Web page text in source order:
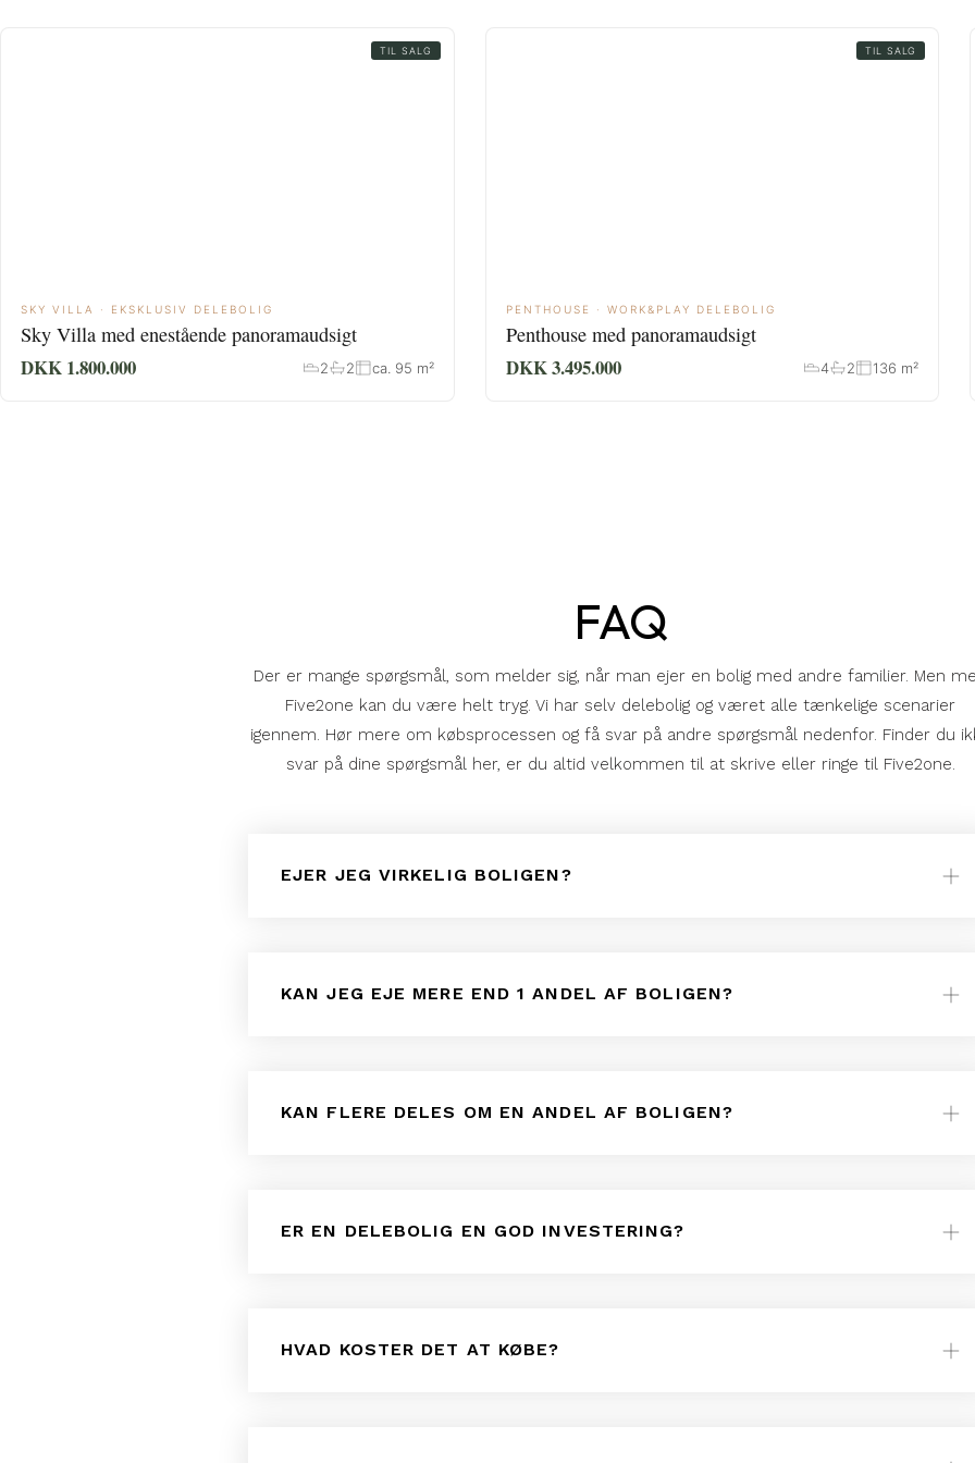
TIL SALG
SKY VILLA · EKSKLUSIV DELEBOLIG
Sky Villa med enestående panoramaudsigt
DKK 1.800.000 2 2 ca. 95 m²
TIL SALG
PENTHOUSE · WORK&PLAY DELEBOLIG
Penthouse med panoramaudsigt
DKK 3.495.000 4 2 136 m²
FAQ
Der er mange spørgsmål, som melder sig, når man ejer en bolig med andre familier. Men
Five2one kan du være helt tryg. Vi har selv delebolig og været alle tænkelige scenarier
igennem. Hør mere om købsprocessen og få svar på andre spørgsmål nedenfor. Finder du
svar på dine spørgsmål her, er du altid velkommen til at skrive eller ringe til Five2one.
EJER JEG VIRKELIG BOLIGEN?
KAN JEG EJE MERE END 1 ANDEL AF BOLIGEN?
KAN FLERE DELES OM EN ANDEL AF BOLIGEN?
ER EN DELEBOLIG EN GOD INVESTERING?
HVAD KOSTER DET AT KØBE?